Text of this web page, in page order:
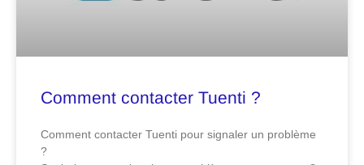
Comment contacter Tuenti ?
Comment contacter Tuenti pour signaler un problème
?